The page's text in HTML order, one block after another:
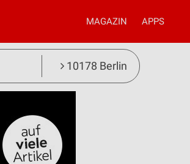
MAGAZIN APPS
10178 Berlin